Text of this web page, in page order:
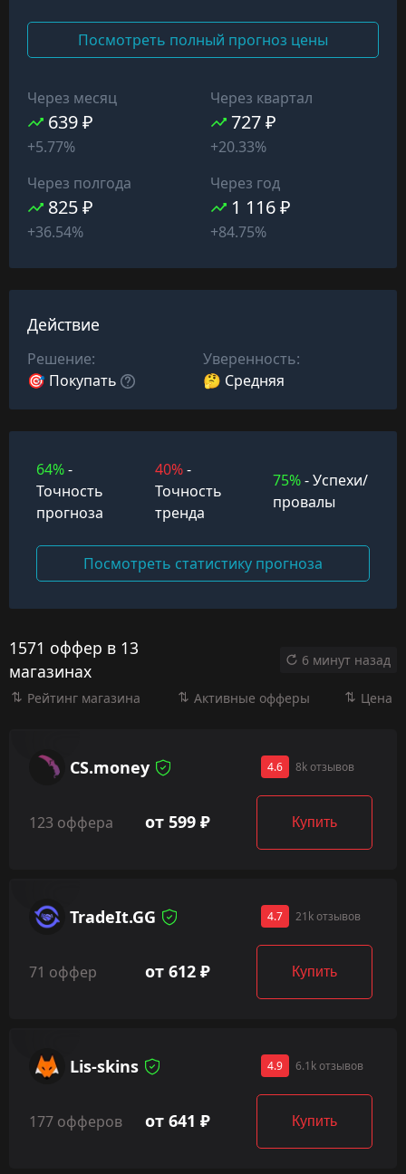
Посмотреть полный прогноз цены
Через месяц
639 ₽
+5.77%
Через квартал
727 ₽
+20.33%
Через полгода
825 ₽
+36.54%
Через год
1 116 ₽
+84.75%
Действие
Решение:
🎯 Покупать
Уверенность:
🤔 Средняя
64%-
Точность
прогноза
40%-
Точность
тренда
75%- Успехи/
провалы
Посмотреть статистику прогноза
1571 оффер в 13
магазинах
6 минут назад
Рейтинг магазина Активные офферы Цена
CS.money 4.6 8k отзывов
123 оффера от 599 ₽ Купить
TradeIt.GG 4.7 21k отзывов
71 оффер от 612 ₽ Купить
Lis-skins 4.9 6.1k отзывов
177 офферов от 641 ₽ Купить